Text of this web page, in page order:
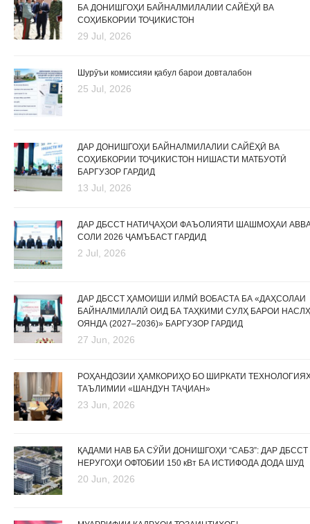
БА ДОНИШГОҲИ БАЙНАЛМИЛАЛИИ САЙЁҲӢ ВА
СОҲИБКОРИИ ТОҶИКИСТОН
29 Jul, 2026
Шурӯъи комиссияи қабул барои довталабон
25 Jul, 2026
ДАР ДОНИШГОҲИ БАЙНАЛМИЛАЛИИ САЙЁҲӢ ВА
СОҲИБКОРИИ ТОҶИКИСТОН НИШАСТИ МАТБУОТӢ
БАРГУЗОР ГАРДИД
13 Jul, 2026
ДАР ДБССТ НАТИҶАҲОИ ФАЪОЛИЯТИ ШАШМОҲАИ
СОЛИ 2026 ҶАМЪБАСТ ГАРДИД
2 Jul, 2026
ДАР ДБССТ ҲАМОИШИ ИЛМӢ ВОБАСТА БА «ДАҲСОЛАИ
БАЙНАЛМИЛАЛӢ ОИД БА ТАҲКИМИ СУЛҲ БАРОИ
ОЯНДА (2027–2036)» БАРГУЗОР ГАРДИД
27 Jun, 2026
РОҲАНДОЗИИ ҲАМКОРИҲО БО ШИРКАТИ
ТАЪЛИМИИ «ШАНДУН ТАҶИАН»
23 Jun, 2026
ҚАДАМИ НАВ БА СӮЙИ ДОНИШГОҲИ “САБЗ”: ДАР ДБССТ
НЕРУГОҲИ ОФТОБИИ 150 кВт БА ИСТИФОДА ДОДА ШУД
20 Jun, 2026